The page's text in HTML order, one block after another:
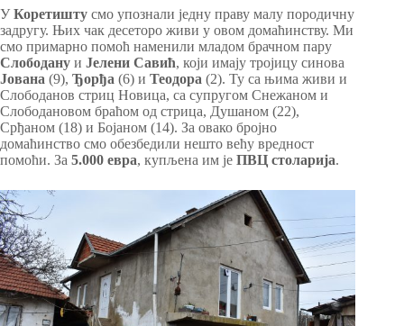
УКоретишту смо упознали једну праву малу породичну
задругу. Њих чак десеторо живи у овом домаћинству. Ми
смо примарно помоћ наменили младом брачном пару
Слободану и Јелени Савић, који имају тројицу синова
Јована (9), Ђорђа (6) и Теодора (2). Ту са њима живи и
Слободанов стриц Новица, са супругом Снежаном и
Слободановом браћом од стрица, Душаном (22),
Срђаном (18) и Бојаном (14). За овако бројно
домаћинство смо обезбедили нешто већу вредност
помоћи. За 5.000 евра, купљена им је ПВЦ столарија.